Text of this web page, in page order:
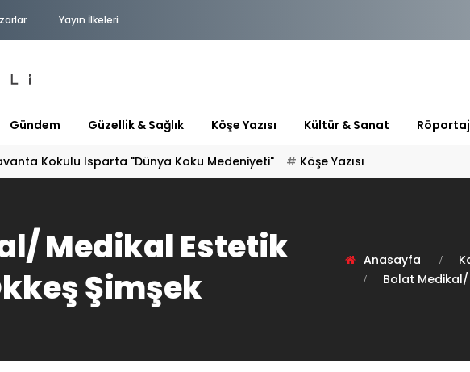
Yayın İlkeleri
Gündem Güzellik & Sağlık Köşe Yazısı Kültür & Sanat Röportaj
Kokulu Isparta "Dünya Koku Medeniyeti" Köşe Yazısı
Medikal Estetik
Şimşek
Anasayfa
Bolat Medikal/